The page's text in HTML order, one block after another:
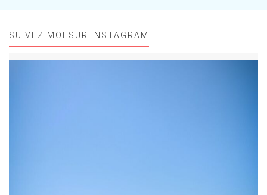
SUIVEZ MOI SUR INSTAGRAM